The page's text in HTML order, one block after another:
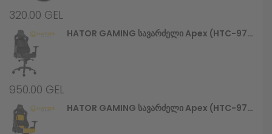
320.00 GEL
HATOR GAMING Სავარძელი Apex (HTC-970) Alcantara Black
950.00 GEL
HATOR GAMING Სავარძელი Apex (HTC-971) Black/Yellow